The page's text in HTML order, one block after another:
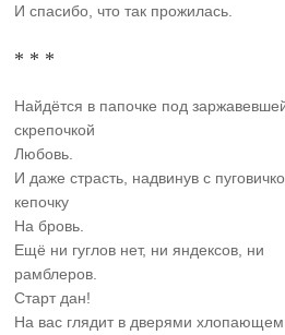
И спасибо, что так прожилась.
* * *
Найдётся в папочке под
скрепочкой
Любовь.
И даже страсть, надвинув с
кепочку
На бровь.
Ещё ни гуглов нет, ни яндексов, ни
рамблеров.
Старт дан!
На вас глядит в дверями хлопающем